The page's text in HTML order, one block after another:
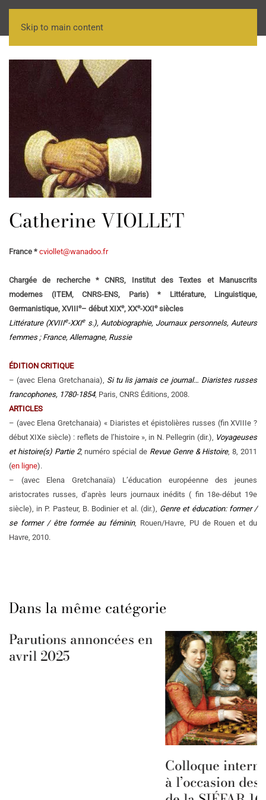
Skip to main content
Catherine VIOLLET
France * cviollet@wanadoo.fr
Chargée de recherche * CNRS, Institut des Textes et Manuscrits
modernes (ITEM, CNRS-ENS, Paris) * Littérature, Linguistique,
Germanistique, XVIIIe– début XIXe, XXe-XXIesiècles
Littérature (XVIIIe-XXIes.), Autobiographie, Journaux personnels, Auteurs
femmes ; France, Allemagne, Russie
ÉDITION CRITIQUE
– (avec Elena Gretchanaia), Si tu lis jamais ce journal… Diaristes russes
francophones, 1780-1854, Paris, CNRS Éditions, 2008.
ARTICLES
– (avec Elena Gretchanaia) « Diaristes et épistolières russes (fin XVIIIe ?
début XIXe siècle) : reflets de l’histoire », in N. Pellegrin (dir.), Voyageuses
et histoire(s) Partie 2, numéro spécial de Revue Genre & Histoire, 8, 2011
(en ligne).
– (avec Elena Gretchanaïa) L’éducation européenne des jeunes
aristocrates russes, d’après leurs journaux inédits ( fin 18e-début 19e
siècle), in P. Pasteur, B. Bodinier et al. (dir.), Genre et éducation: former /
se former / être formée au féminin, Rouen/Havre, PU de Rouen et du
Havre, 2010.
Dans la même catégorie
Parutions annoncées en
avril 2025
Colloque
à l’occasion des